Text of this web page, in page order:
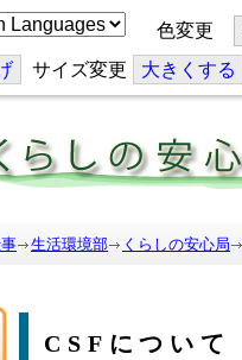
色変更
サイズ変更 大きくする
生活環境部 くらしの安心局
CSFについて